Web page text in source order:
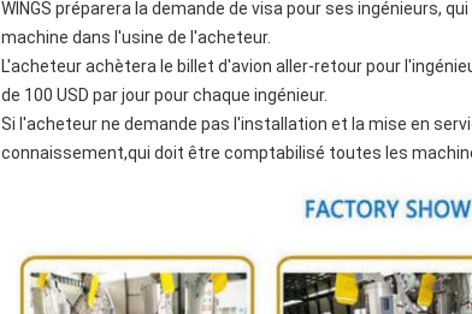
WINGS préparera la demande de visa pour ses ingénieurs,
machine dans l'usine de l'acheteur.
L'acheteur achètera le billet d'avion aller-retour pour
de 100 USD par jour pour chaque ingénieur.
Si l'acheteur ne demande pas l'installation et la mise en
connaissement,qui doit être comptabilisé toutes les